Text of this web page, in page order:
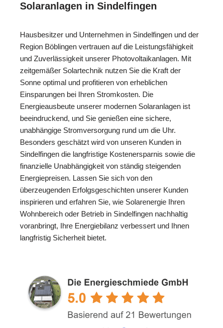
Solaranlagen in Sindelfingen
Hausbesitzer und Unternehmen in Sindelfingen und der
Region Böblingen vertrauen auf die Leistungsfähigkeit
und Zuverlässigkeit unserer Photovoltaikanlagen. Mit
zeitgemäßer Solartechnik nutzen Sie die Kraft der
Sonne optimal und profitieren von erheblichen
Einsparungen bei Ihren Stromkosten. Die
Energieausbeute unserer modernen Solaranlagen ist
beeindruckend, und Sie genießen eine sichere,
unabhängige Stromversorgung rund um die Uhr.
Besonders geschätzt wird von unseren Kunden in
Sindelfingen die langfristige Kostenersparnis sowie die
finanzielle Unabhängigkeit von ständig steigenden
Energiepreisen. Lassen Sie sich von den
überzeugenden Erfolgsgeschichten unserer Kunden
inspirieren und erfahren Sie, wie Solarenergie Ihren
Wohnbereich oder Betrieb in Sindelfingen nachhaltig
voranbringt, Ihre Energiebilanz verbessert und Ihnen
langfristig Sicherheit bietet.